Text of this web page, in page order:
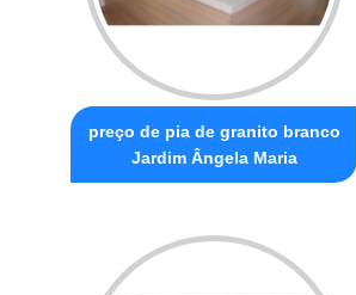
preço de pia de granito branco
Jardim Ângela Maria